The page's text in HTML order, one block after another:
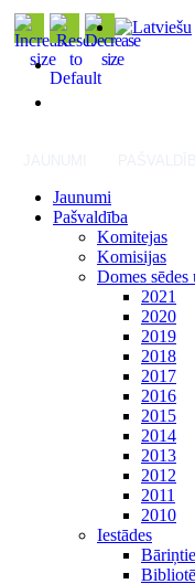
Jaunumi
Pašvaldība
Komitejas
Komisijas
Domes
2021
2020
2019
2018
2017
2016
2015
2014
2013
2012
2011
2010
Iestādes